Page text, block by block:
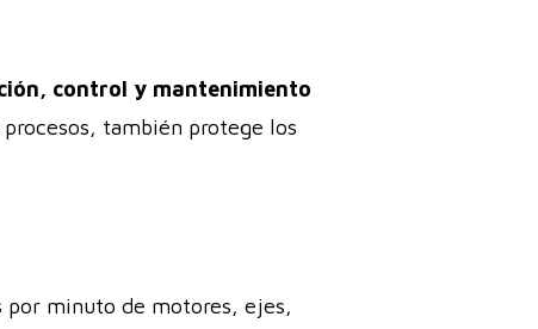
control y mantenimiento
también protege los
minuto de motores, ejes,